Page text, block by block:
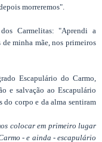
morreremos".
Carmelitas: "Aprendi a
de minha mãe, nos primeiros
Escapulário do Carmo,
e salvação ao Escapulário
do corpo e da alma sentiram
colocar em primeiro lugar
- e ainda - escapulário